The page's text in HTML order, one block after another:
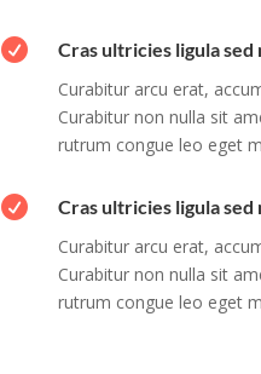

Cras ultricies ligula sed
Curabitur arcu erat,
Curabitur non nulla sit
rutrum congue leo eget

Cras ultricies ligula sed
Curabitur arcu erat,
Curabitur non nulla sit
rutrum congue leo eget